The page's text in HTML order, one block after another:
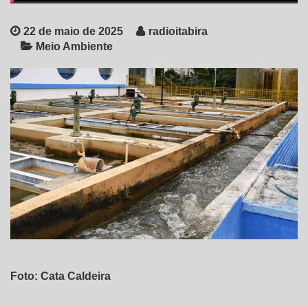
22 de maio de 2025
radioitabira
Meio Ambiente
Foto: Cata Caldeira